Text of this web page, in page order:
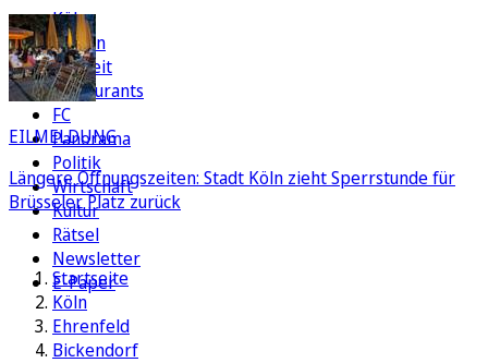
Köln
Region
Freizeit
Restaurants
FC
Panorama
Politik
Wirtschaft
Kultur
Rätsel
Newsletter
E-Paper
EILMELDUNG
Längere Öffnungszeiten: Stadt Köln zieht Sperrstunde für
Brüsseler Platz zurück
Startseite
Köln
Ehrenfeld
Bickendorf